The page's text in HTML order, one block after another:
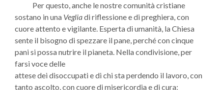
Per questo, anche le nostre comunità cristiane
sostano in una Vegliadi riflessione e di preghiera, con
cuore attento e vigilante. Esperta di umanità, la Chiesa
sente il biso­gno di spezzare il pane, perché con cinque
pani si possa nutrire il pianeta. Nella condivisione, per
farsi voce delle
attese dei disoccupati e di chi sta perdendo il lavoro, con
tanto ascolto, con cuore di misericordia e di cura: